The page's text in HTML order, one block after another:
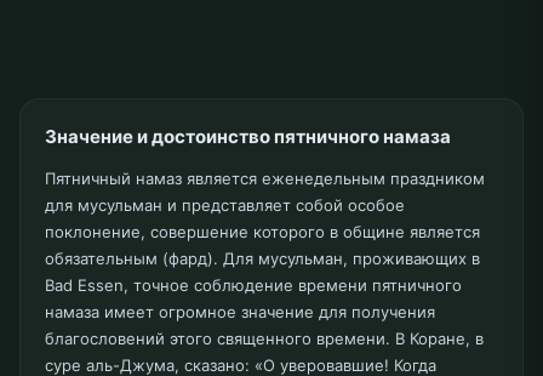
Значение и достоинство пятничного намаза
Пятничный намаз является еженедельным праздником
для мусульман и представляет собой особое
поклонение, совершение которого в общине является
обязательным (фард). Для мусульман, проживающих в
Bad Essen, точное соблюдение времени пятничного
намаза имеет огромное значение для получения
благословений этого священного времени. В Коране, в
суре аль-Джума, сказано: «О уверовавшие! Когда